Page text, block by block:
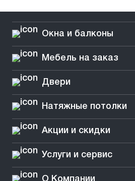
Окна и балконы
Мебель на заказ
Двери
Натяжные потолки
Акции и скидки
Услуги и сервис
О Компании